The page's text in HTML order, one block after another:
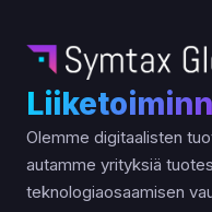
Olemme digitaalisten
autamme yrityksiä
teknologiaosaamisen